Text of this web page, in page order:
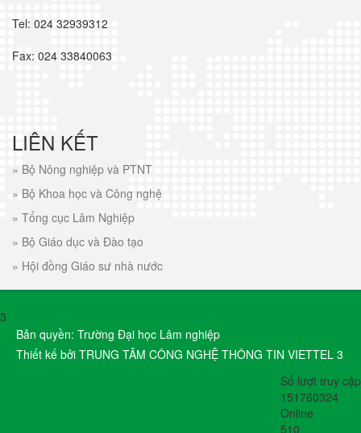
Tel: 024 32939312
Fax: 024 33840063
LIÊN KẾT
» Bộ Nông nghiệp và PTNT
» Bộ Khoa học và Công nghệ
» Tổng cục Lâm Nghiệp
» Bộ Giáo dục và Đào tạo
» Hội đồng Giáo sư nhà nước
3
Bản quyền: Trường Đại học Lâm nghiệp
Thiết kế bởi TRUNG TÂM CÔNG NGHỆ THÔNG TIN VIETTEL 3
Số lượt truy cập
151760324
Online
510